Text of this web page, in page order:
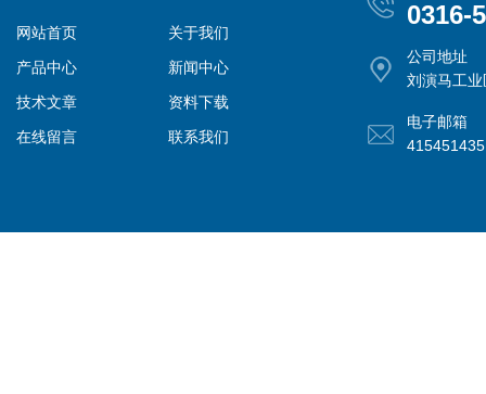
网站首页
关于我们
产品中心
新闻中心
技术文章
资料下载
在线留言
联系我们
0316-
公司地址
刘演马工业
电子邮箱